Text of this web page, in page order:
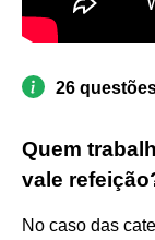
26
Quem
vale
No caso das